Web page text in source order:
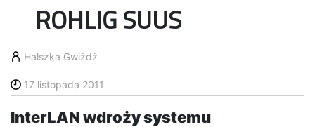
ROHLIG SUUS
Halszka Gwiżdż
17 listopada 2011
InterLAN wdroży systemu